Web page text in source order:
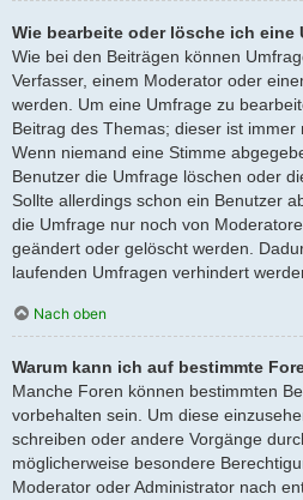
Wie bearbeite oder lösche ich eine
Wie bei den Beiträgen können
Verfasser, einem Moderator oder
werden. Um eine Umfrage zu
Beitrag des Themas; dieser ist immer
Wenn niemand eine Stimme
Benutzer die Umfrage löschen oder
Sollte allerdings schon ein Benutzer
die Umfrage nur noch von
geändert oder gelöscht werden.
laufenden Umfragen verhindert
Nach oben
Warum kann ich auf bestimmte
Manche Foren können bestimmten
vorbehalten sein. Um diese
schreiben oder andere Vorgänge
möglicherweise besondere
Moderator oder Administrator nach